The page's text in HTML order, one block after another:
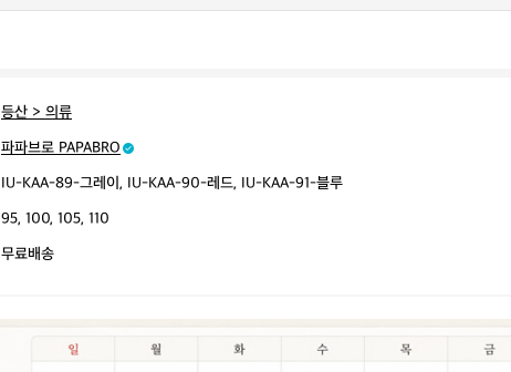
등산 > 의류
파파브로 PAPABRO
IU-KAA-89-그레이, IU-KAA-90-레드, IU-KAA-91-블루
95, 100, 105, 110
무료배송